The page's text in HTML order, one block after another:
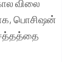
விலை
பொசிஷன்
சத்தத்தை